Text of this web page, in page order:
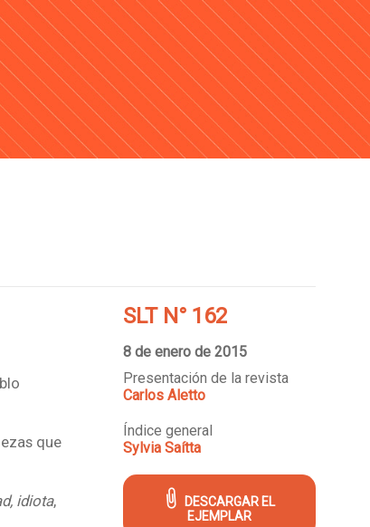
que
idiota,
SLT N° 162
8 de enero de 2015
Presentación de la revista
Carlos Aletto
Índice general
Sylvia Saítta
DESCARGAR EL
EJEMPLAR